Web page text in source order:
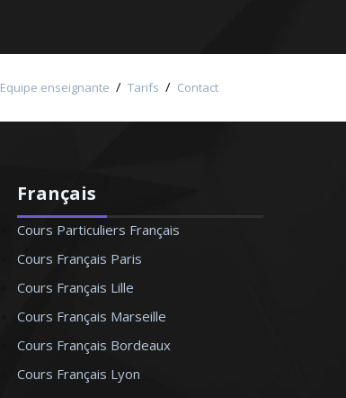
Equipe enseignante / Tarifs / Contact
Français
Cours Particuliers Français
Cours Français Paris
Cours Français Lille
Cours Français Marseille
Cours Français Bordeaux
Cours Français Lyon